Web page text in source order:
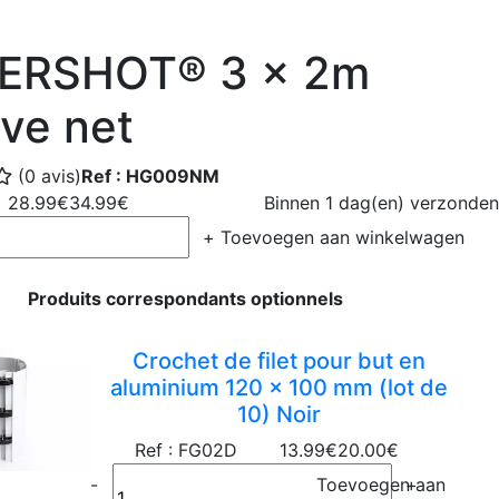
3 x 2m
net
(0 avis)Ref : HG009NM
28.99€34.99€ Binnen 1 dag(en) verzonden
+ Toevoegen aan winkelwagen
Produits correspondants optionnels
Crochet de filet pour but en
aluminium 120 x 100 mm (lot de
10) Noir
Ref : FG02D 13.99€20.00€
-
+
Toevoegen aan